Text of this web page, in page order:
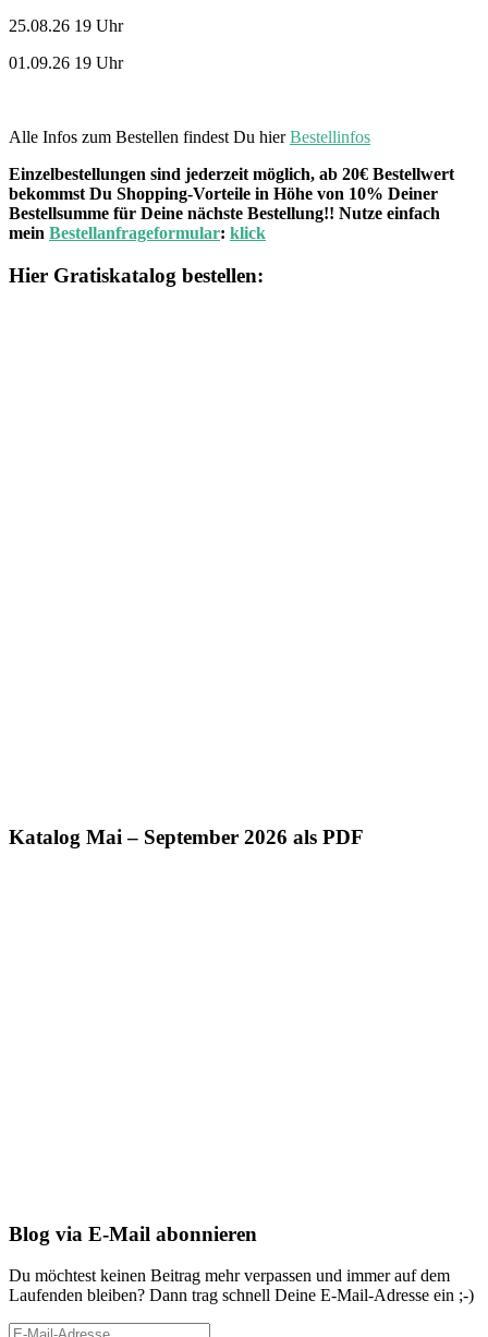
25.08.26 19 Uhr
01.09.26 19 Uhr
Alle Infos zum Bestellen findest Du hierBestellinfos
Einzelbestellungen sind jederzeit möglich, ab 20€ Bestellwert
bekommst Du Shopping-Vorteile in Höhe von 10% Deiner
Bestellsumme für Deine nächste Bestellung!! Nutze einfach
mein Bestellanfrageformular: klick
Hier Gratiskatalog bestellen:
Katalog Mai – September 2026 als PDF
Blog via E-Mail abonnieren
Du möchtest keinen Beitrag mehr verpassen und immer auf dem
Laufenden bleiben? Dann trag schnell Deine E-Mail-Adresse ein ;-)
E-